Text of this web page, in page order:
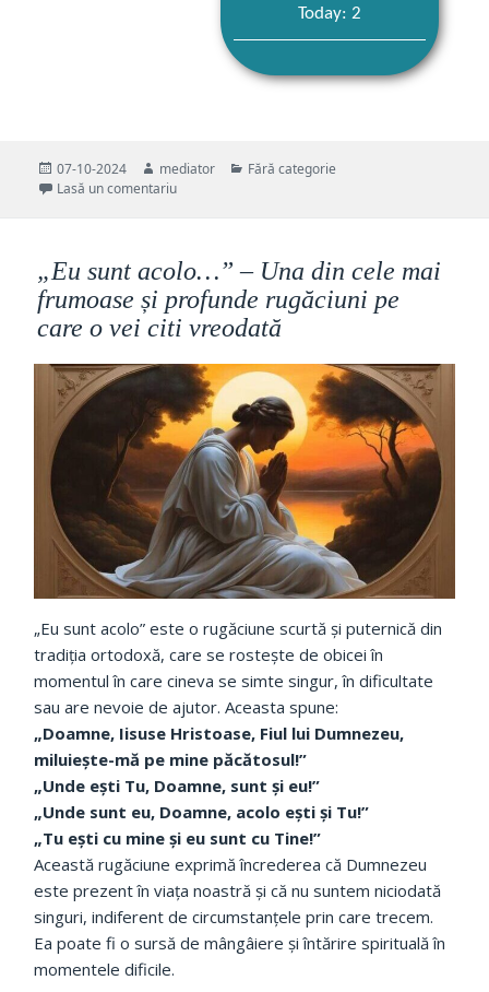
Today: 2
Publicat
pe
07-10-2024 Autor
mediator Categorii
Fără categorie
Lasă un comentariula Prea mult copil, în mine, a rămas
„Eu sunt acolo…” – Una din cele mai
frumoase și profunde rugăciuni pe
care o vei citi vreodată
„Eu sunt acolo” este o rugăciune scurtă și puternică din
tradiția ortodoxă, care se rostește de obicei în
momentul în care cineva se simte singur, în dificultate
sau are nevoie de ajutor. Aceasta spune:
„Doamne, Iisuse Hristoase, Fiul lui Dumnezeu,
miluiește-mă pe mine păcătosul!”
„Unde ești Tu, Doamne, sunt și eu!”
„Unde sunt eu, Doamne, acolo ești și Tu!”
„Tu ești cu mine și eu sunt cu Tine!”
Această rugăciune exprimă încrederea că Dumnezeu
este prezent în viața noastră și că nu suntem niciodată
singuri, indiferent de circumstanțele prin care trecem.
Ea poate fi o sursă de mângâiere și întărire spirituală în
momentele dificile.